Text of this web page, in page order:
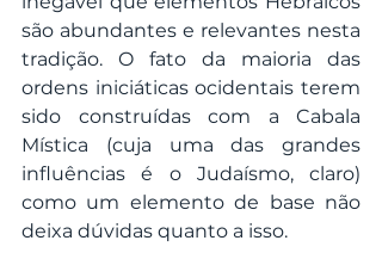
são abundantes e relevantes nesta
tradição. O fato da maioria das
ordens iniciáticas ocidentais terem
sido construídas com a Cabala
Mística (cuja uma das grandes
influências é o Judaísmo, claro)
como um elemento de base não
deixa dúvidas quanto a isso.